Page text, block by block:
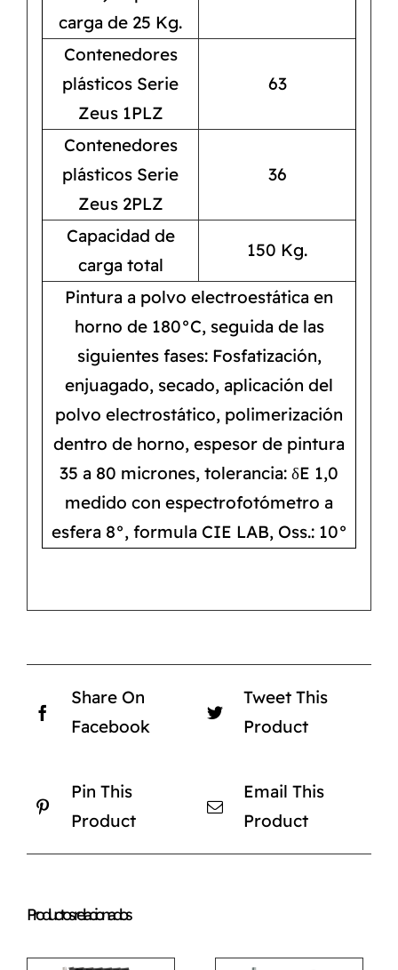
carga de 25 Kg.
Contenedores
plásticos Serie
Zeus 1PLZ
63
Contenedores
plásticos Serie
Zeus 2PLZ
36
Capacidad de
carga total
150 Kg.
Pintura a polvo electroestática en
horno de 180°C, seguida de las
siguientes fases: Fosfatización,
enjuagado, secado, aplicación del
polvo electrostático, polimerización
dentro de horno, espesor de pintura
35 a 80 micrones, tolerancia: δE 1,0
medido con espectrofotómetro a
esfera 8°, formula CIE LAB, Oss.: 10°
Share On
Facebook
Tweet This
Product
Pin This
Product
Email This
Product
Productos relacionados